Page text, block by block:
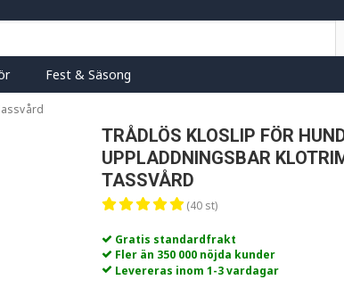
Fest & Säsong
TRÅDLÖS KLOSLIP FÖR
UPPLADDNINGSBAR
TASSVÅRD
(40 st)
Gratis standardfrakt
Fler än 350 000 nöjda kunder
Levereras inom 1-3 vardagar